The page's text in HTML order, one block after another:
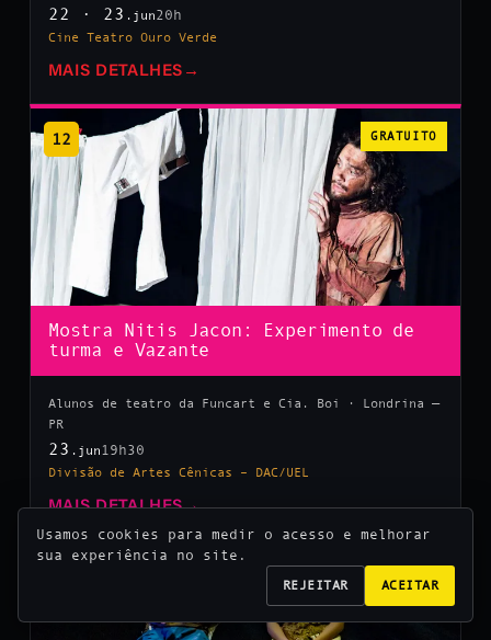
22 · 23 .jun20h
Cine Teatro Ouro Verde
MAIS DETALHES →
12 GRATUITO
Mostra Nitis Jacon: Experimento de
turma e Vazante
Alunos de teatro da Funcart e Cia. Boi · Londrina —
PR
23 .jun 19h30
Divisão de Artes Cênicas – DAC/UEL
MAIS DETALHES→
Usamos cookies para medir o acesso e melhorar
sua experiência no site.
REJEITAR ACEITAR